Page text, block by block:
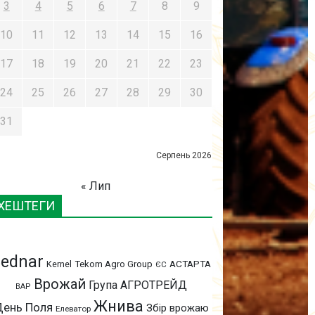
Серпень 2026
3 4 5 6 7 8 9
10 11 12 13 14 15 16
17 18 19 20 21 22 23
24 25 26 27 28 29 30
31
« Лип
Kernel Tekom Agro Group ЄС АСТАРТА
ВАР Врожай Група АГРОТРЕЙД
Поля Елеватор Жнива Збір врожаю